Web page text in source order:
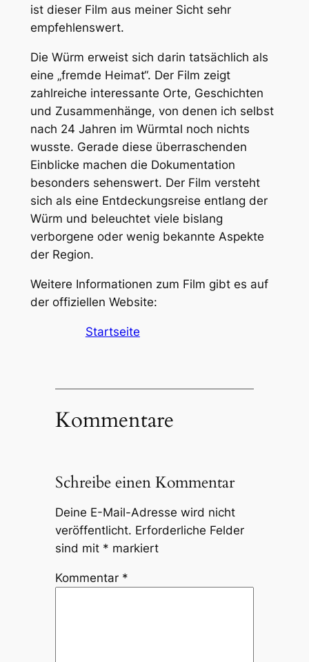
ist dieser Film aus meiner Sicht sehr
empfehlenswert.
Die Würm erweist sich darin tatsächlich als
eine „fremde Heimat“. Der Film zeigt
zahlreiche interessante Orte, Geschichten
und Zusammenhänge, von denen ich selbst
nach 24 Jahren im Würmtal noch nichts
wusste. Gerade diese überraschenden
Einblicke machen die Dokumentation
besonders sehenswert. Der Film versteht
sich als eine Entdeckungsreise entlang der
Würm und beleuchtet viele bislang
verborgene oder wenig bekannte Aspekte
der Region.
Weitere Informationen zum Film gibt es auf
der offiziellen Website:
Startseite
Kommentare
Schreibe einen Kommentar
Deine E-Mail-Adresse wird nicht
veröffentlicht. Erforderliche Felder
sind mit * markiert
Kommentar *